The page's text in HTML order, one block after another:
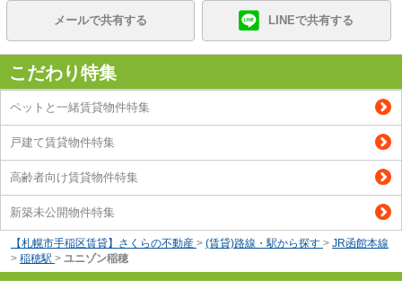
メールで共有する LINEで共有する
こだわり特集
ペットと一緒賃貸物件特集
戸建て賃貸物件特集
高齢者向け賃貸物件特集
新築未公開物件特集
【札幌市手稲区賃貸】さくらの不動産 > (賃貸)路線・駅から探す > JR函館本線
> 稲穂駅 > ユニゾン稲穂